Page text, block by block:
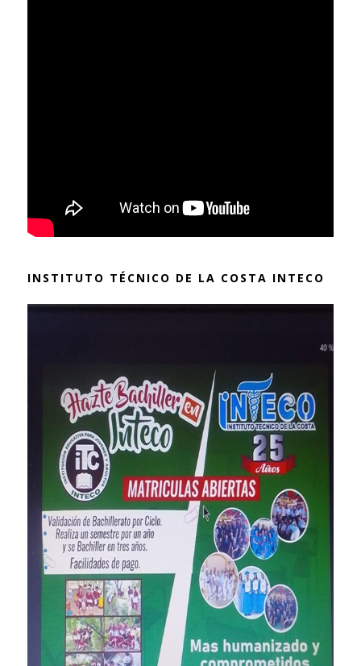
INSTITUTO TÉCNICO DE LA COSTA INTECO